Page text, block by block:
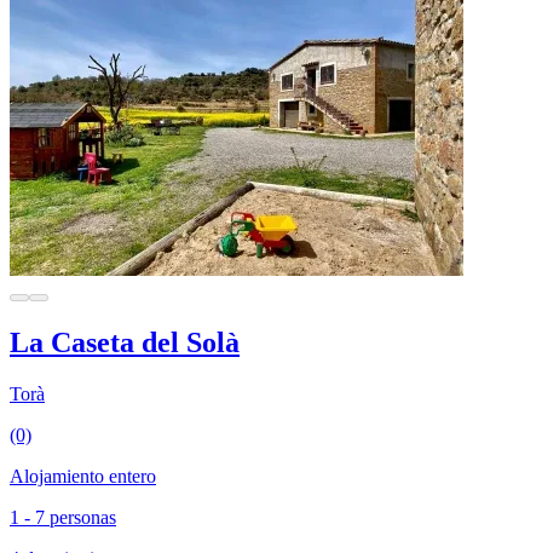
La Caseta del Solà
Torà
(0)
Alojamiento entero
1 - 7 personas